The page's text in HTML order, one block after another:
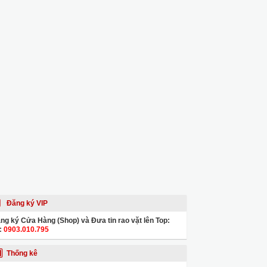
Đăng ký VIP
ký Cửa Hàng (Shop) và Đưa tin rao vặt lên Top:
0903.010.795
Thống kê